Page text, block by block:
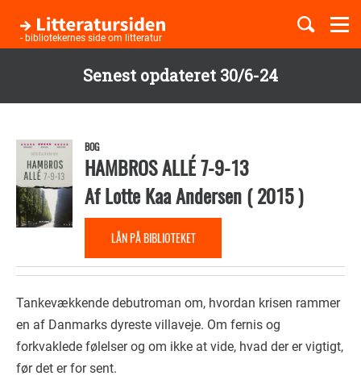
Senest opdateret 30/6-24
hovedindhold
- bibliotekernes side om litteratur
Børnebøger
Temaer
BOG
HAMBROS ALLÉ 7-9-13
AfLotte Kaa Andersen(2015)
LÅN PÅ BIBLIOTEKET
Tankevækkende debutroman om, hvordan krisen rammer
en af Danmarks dyreste villaveje. Om fernis og
forkvaklede følelser og om ikke at vide, hvad der er vigtigt,
før det er for sent.